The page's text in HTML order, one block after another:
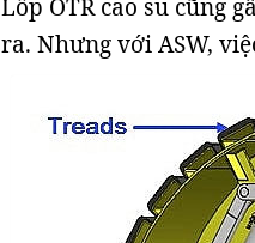
Lốp OTR cao su cũng
ra. Nhưng với ASW,